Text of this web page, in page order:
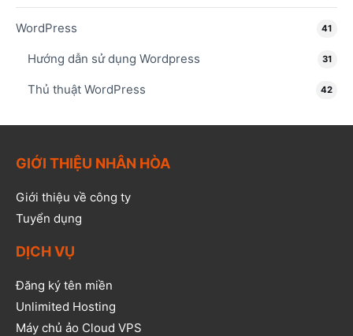
WordPress 41
Hướng dẫn sử dụng Wordpress 31
Thủ thuật WordPress 42
GIỚI THIỆU NHÂN HÒA
Giới thiệu về công ty
Tuyển dụng
DỊCH VỤ
Đăng ký tên miền
Unlimited Hosting
Máy chủ ảo Cloud VPS